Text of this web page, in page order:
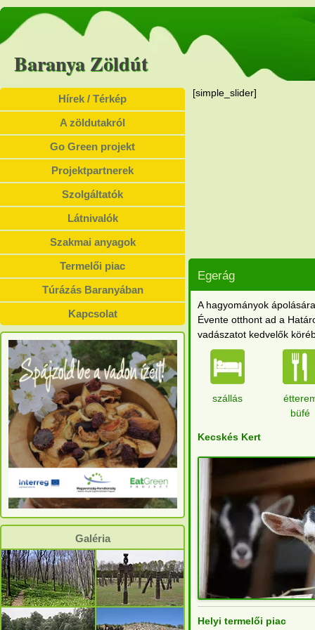
Baranya Zöldút
[simple_slider]
Hírek / Térkép
A zöldutakról
Go Green projekt
Projektpartnerek
Szolgáltatók
Látnivalók
Szakmai anyagok
Termelői piac
Túrázás Baranyában
Kapcsolat
Galéria
Egerág
A hagyományok
Évente otthont ad a
vadászatot kedvelők
szállás
büfé
Kecskés Kert
Helyi termelői piac